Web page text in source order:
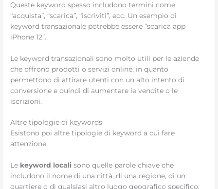
Queste keyword spesso includono termini come
“acquista”, “scarica”, “iscriviti”, ecc. Un esempio di
keyword transazionale potrebbe essere “scarica app
iPhone 12”.
Le keyword transazionali sono molto utili per le aziende
che offrono prodotti o servizi online, in quanto
permettono di attirare utenti con un alto intento di
conversione e quindi di aumentare le vendite o le
iscrizioni.
Altre tipologie di keywords
Esistono poi altre tipologie di keyword a cui fare
attenzione.
Le keyword locali sono quelle parole chiave che
includono il nome di una città, di una regione, di un
quartiere o di qualsiasi altro luogo geografico specifico.